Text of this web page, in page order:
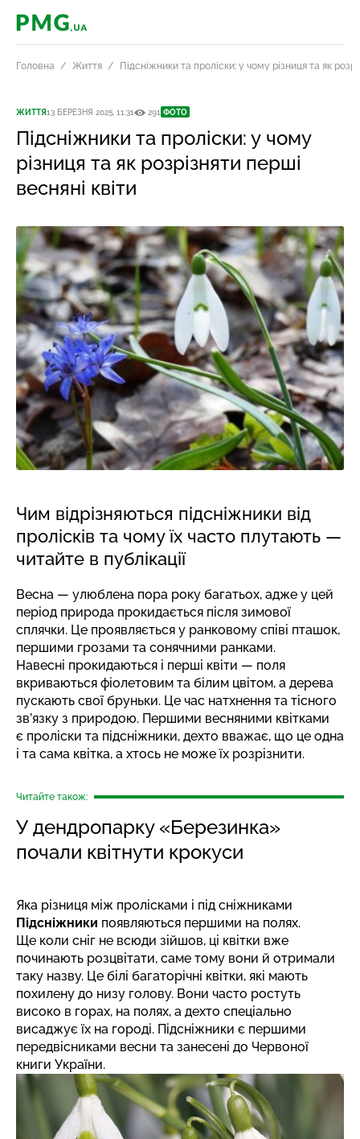
PMG.ua
Головна Життя Підсніжники та проліски: у чому різниця та як
ЖИТТЯ13 БЕРЕЗНЯ 2025, 11:31 291 ФОТО
Підсніжники та проліски: у чому
різниця та як розрізняти перші
весняні квіти
Чим відрізняються підсніжники від
пролісків та чому їх часто плутають —
читайте в публікації
Весна — улюблена пора року багатьох, адже у цей
період природа прокидається після зимової
сплячки. Це проявляється у ранковому співі пташок,
першими грозами та сонячними ранками.
Навесні прокидаються і перші квіти — поля
вкриваються фіолетовим та білим цвітом, а дерева
пускають свої бруньки. Це час натхнення та тісного
зв’язку з природою. Першими весняними квітками
є проліски та підсніжники, дехто вважає, що це одна
і та сама квітка, а хтось не може їх розрізнити.
Читайте також:
У дендропарку «Березинка»
почали квітнути крокуси
Яка різниця між пролісками і під сніжниками
Підсніжники появляються першими на полях.
Ще коли сніг не всюди зійшов, ці квітки вже
починають розцвітати, саме тому вони й отримали
таку назву. Це білі багаторічні квітки, які мають
похилену до низу голову. Вони часто ростуть
високо в горах, на полях, а дехто спеціально
висаджує їх на городі. Підсніжники є першими
передвісниками весни та занесені до Червоної
книги України.